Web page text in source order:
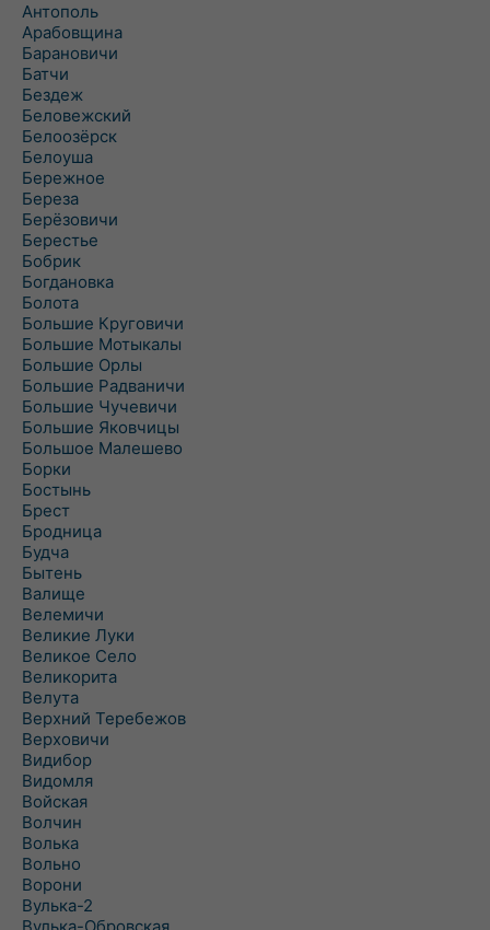
Антополь
Арабовщина
Барановичи
Батчи
Бездеж
Беловежский
Белоозёрск
Белоуша
Бережное
Береза
Берёзовичи
Берестье
Бобрик
Богдановка
Болота
Большие Круговичи
Большие Мотыкалы
Большие Орлы
Большие Радваничи
Большие Чучевичи
Большие Яковчицы
Большое Малешево
Борки
Бостынь
Брест
Бродница
Будча
Бытень
Валище
Велемичи
Великие Луки
Великое Село
Великорита
Велута
Верхний Теребежов
Верховичи
Видибор
Видомля
Войская
Волчин
Волька
Вольно
Ворони
Вулька-2